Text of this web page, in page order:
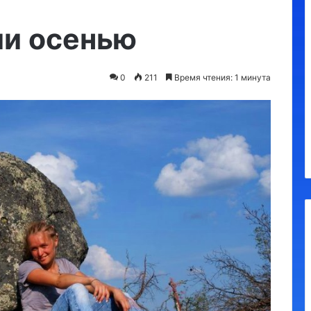
осенью
0 211 Время чтения: 1 минута